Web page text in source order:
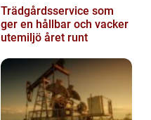
Trädgårdsservice som
ger en hållbar och vacker
utemiljö året runt